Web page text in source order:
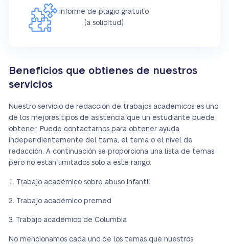
Informe de plagio gratuito
(a solicitud)
Beneficios que obtienes de nuestros
servicios
Nuestro servicio de redacción de trabajos académicos es uno
de los mejores tipos de asistencia que un estudiante puede
obtener. Puede contactarnos para obtener ayuda
independientemente del tema, el tema o el nivel de
redacción. A continuación se proporciona una lista de temas,
pero no están limitados solo a este rango:
Trabajo académico sobre abuso infantil
Trabajo académico premed
Trabajo académico de Columbia
No mencionamos cada uno de los temas que nuestros